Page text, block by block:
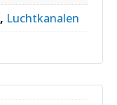
, Luchtkanalen